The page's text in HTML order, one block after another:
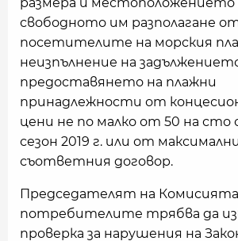
свободното им разполагане
посетителите на морския
неизпълнение на
предоставянето на плажни
принадлежности от
цени не по малко от 50 на
сезон 2019 г. или от
съответния договор.
Председателят на
потребителите трябва да
проверка за нарушения на